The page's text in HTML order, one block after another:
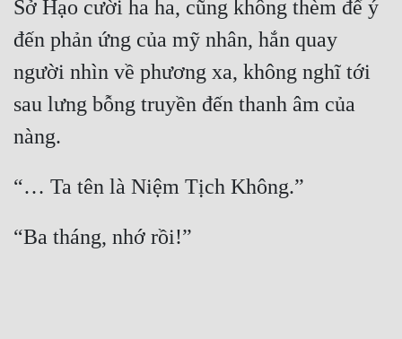
Sở Hạo cười ha ha, cũng không thèm để ý
đến phản ứng của mỹ nhân, hắn quay
người nhìn về phương xa, không nghĩ tới
sau lưng bỗng truyền đến thanh âm của